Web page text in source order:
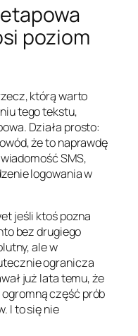
poziom
którą warto
tego tekstu,
Działa prosto:
że to naprawdę
SMS,
logowania w
jeśli ktoś pozna
bez drugiego
ale w
ogranicza
już lata temu, że
część prób
I to się nie